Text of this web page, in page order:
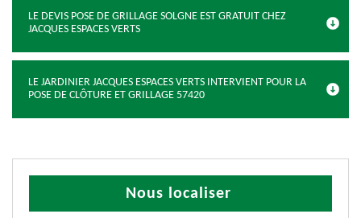
LE DEVIS POSE DE GRILLAGE SOLGNE EST GRATUIT CHEZ
JACQUES ESPACES VERTS
LE JARDINIER JACQUES ESPACES VERTS INTERVIENT POUR LA
POSE DE CLÔTURE ET GRILLAGE 57420
Nous localiser